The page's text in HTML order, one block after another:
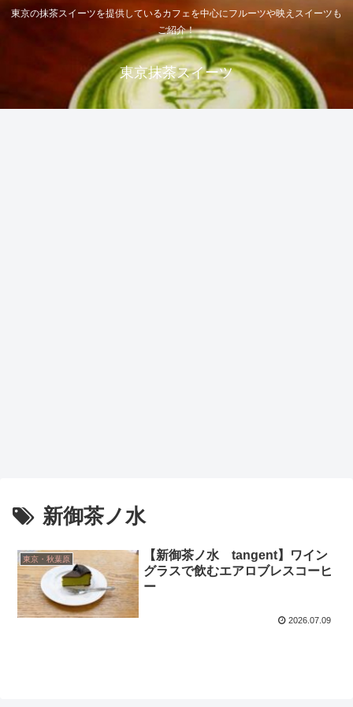
東京の抹茶スイーツを提供しているカフェを中心にフルーツや映えスイーツも
ご紹介！
東京抹茶スイーツ
新御茶ノ水
東京・秋葉原
【新御茶ノ水 tangent】ワイン
グラスで飲むエアロブレスコーヒ
ー
2026.07.09